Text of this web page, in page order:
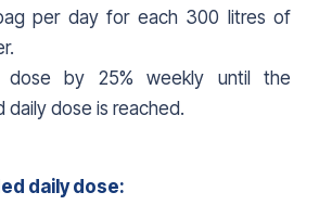
per day for each 300 litres of
dose by 25% weekly until the
daily dose is reached.
daily dose: